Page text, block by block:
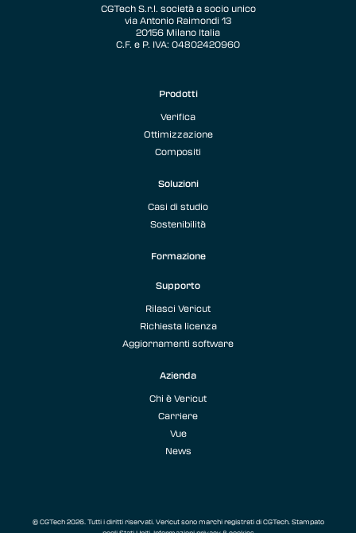
CGTech S.r.l. società a socio unico
via Antonio Raimondi 13
20156 Milano Italia
C.F. e P. IVA: 04802420960
Prodotti
Verifica
Ottimizzazione
Compositi
Soluzioni
Casi di studio
Sostenibilità
Formazione
Supporto
Rilasci Vericut
Richiesta licenza
Aggiornamenti software
Azienda
Chi è Vericut
Carriere
Vue
News
© CGTech 2026. Tutti i diritti riservati. Vericut sono marchi registrati di CGTech. Stampato